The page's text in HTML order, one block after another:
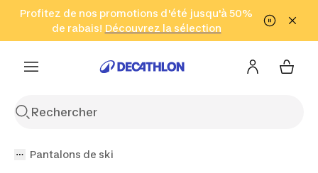
Aller à la recherche Aller au contenu Aller au pied de
Profitez de nos promotions d'été jusqu'à 50%
de rabais! Découvrez la sélection
Cliquez ici
en seulement 2 h!
(Zones sélectionnées)
Pantalons de ski